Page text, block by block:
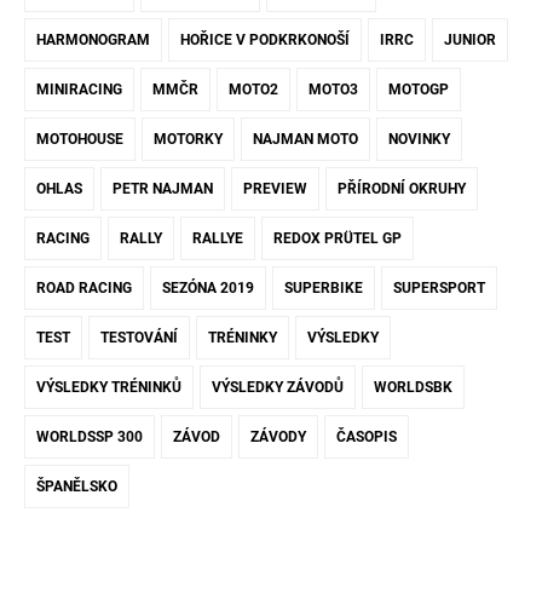
HARMONOGRAM HOŘICE V PODKRKONOŠÍ IRRC JUNIOR
MINIRACING MMČR MOTO2 MOTO3 MOTOGP
MOTOHOUSE MOTORKY NAJMAN MOTO NOVINKY
OHLAS PETR NAJMAN PREVIEW PŘÍRODNÍ OKRUHY
RACING RALLY RALLYE REDOX PRÜTEL GP
ROAD RACING SEZÓNA 2019 SUPERBIKE SUPERSPORT
TEST TESTOVÁNÍ TRÉNINKY VÝSLEDKY
VÝSLEDKY TRÉNINKŮ VÝSLEDKY ZÁVODŮ WORLDSBK
WORLDSSP 300 ZÁVOD ZÁVODY ČASOPIS
ŠPANĚLSKO